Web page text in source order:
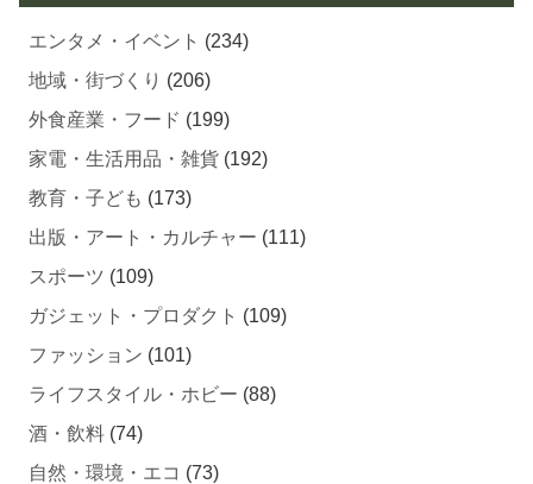
エンタメ・イベント (234)
地域・街づくり (206)
外食産業・フード (199)
家電・生活用品・雑貨 (192)
教育・子ども (173)
出版・アート・カルチャー (111)
スポーツ (109)
ガジェット・プロダクト (109)
ファッション (101)
ライフスタイル・ホビー (88)
酒・飲料 (74)
自然・環境・エコ (73)